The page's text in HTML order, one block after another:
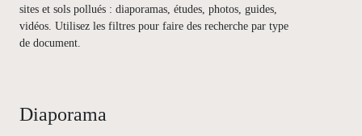
sites et sols pollués : diaporamas, études, photos, guides,
vidéos. Utilisez les filtres pour faire des recherche par type
de document.
Diaporama